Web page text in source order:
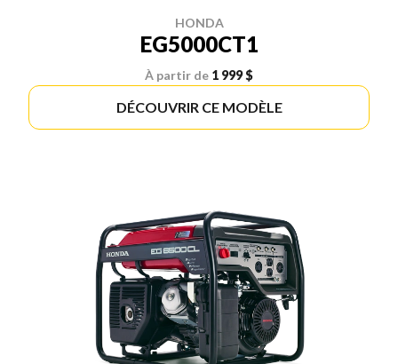
HONDA
EG5000CT1
À partir de 1 999 $
DÉCOUVRIR CE MODÈLE